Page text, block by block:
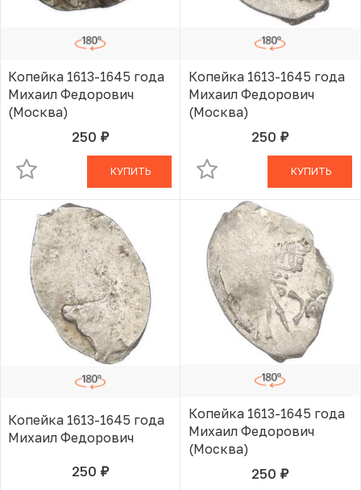
Копейка 1613-1645 года
Михаил Федорович
(Москва)
250 руб.В КОРЗИНЕ
КУПИТЬ
Копейка 1613-1645 года
Михаил Федорович
(Москва)
250 руб.В КОРЗИНЕ
КУПИТЬ
Копейка 1613-1645 года
Михаил Федорович
250 руб.В КОРЗИНЕ
Копейка 1613-1645 года
Михаил Федорович
(Москва)
250 руб.В КОРЗИНЕ